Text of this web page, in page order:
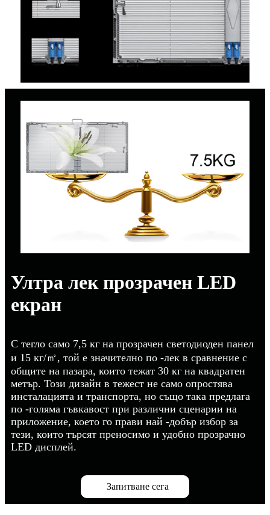
Ултра лек прозрачен LED
екран
С тегло само 7,5 кг на прозрачен светодиоден панел
и 15 кг/㎡, той е значително по -лек в сравнение с
общите на пазара, които тежат 30 кг на квадратен
метър. Този дизайн в тежест не само опростява
инсталацията и транспорта, но също така предлага
по -голяма гъвкавост при различни сценарии на
приложение, което го прави най -добър избор за
тези, които търсят преносимо и удобно прозрачно
LED дисплей.
Запитване сега